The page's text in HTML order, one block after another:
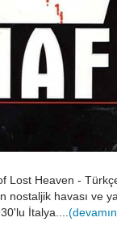
Lost Heaven -
nostaljik havası ve
İtalya....